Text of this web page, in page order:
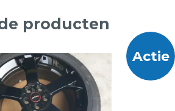
producten
Actie